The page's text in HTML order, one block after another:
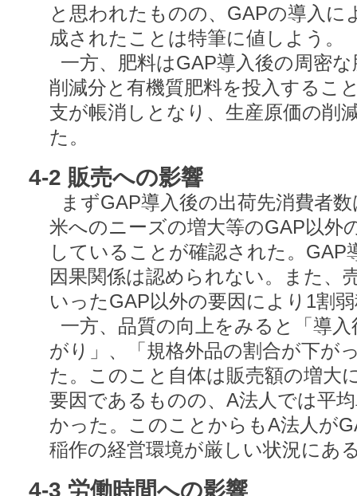
と思われたものの、GAPの導入に
成されたことは特筆に値しよう。
一方、肥料はGAP導入後の周密
削減分と有機質肥料を投入するこ
支が帳消しとなり、生産原価の削
た。
4-2 販売への影響
まずGAP導入後の出荷先消費者
米へのニーズの増大等のGAP以外
していることが確認された。GAP
因果関係は認められない。また、
いったGAP以外の要因により1割
一方、品質の向上をみると「導
がり」、「規格外品の割合が下が
た。このこと自体は販売額の増大
要因であるものの、A法人では平
かった。このことからもA法人が
稲作の経営環境が厳しい状況にあ
4-3 労働時間への影響